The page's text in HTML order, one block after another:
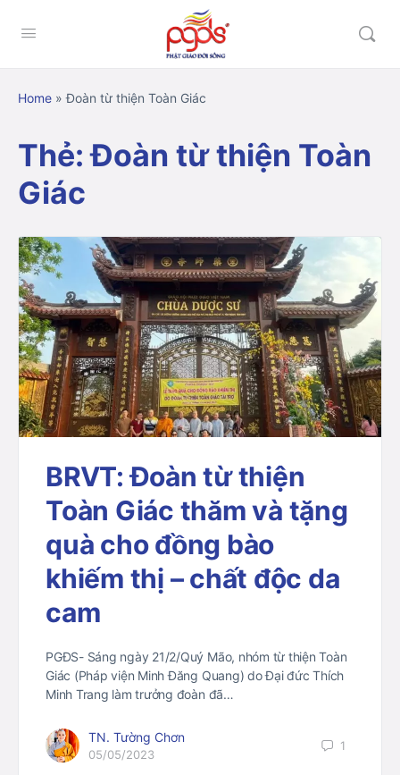
Home »Đoàn từ thiện Toàn Giác
Thẻ:Đoàn từ thiện Toàn
Giác
BRVT: Đoàn từ thiện
Toàn Giác thăm và tặng
quà cho đồng bào
khiếm thị – chất độc da
cam
PGĐS- Sáng ngày 21/2/Quý Mão, nhóm từ thiện Toàn
Giác (Pháp viện Minh Đăng Quang) do Đại đức Thích
Minh Trang làm trưởng đoàn đã…
TN. Tường Chơn
05/05/2023
1